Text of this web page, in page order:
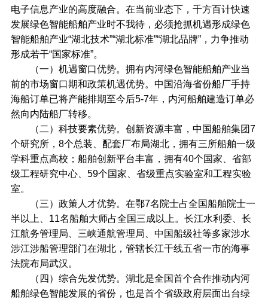
电子信息产业的高度融合。在当前业态下，千方百计快速
发展绿色智能船舶产业时不我待，必须抢抓机遇形成绿色
智能船舶产业“湖北技术”“湖北标准”“湖北品牌”，力争推动
形成若干“国家标准”。
（一）机遇窗口优势。拥有内河绿色智能船舶产业当
前的市场窗口期和政策机遇优势。中国沿海省份船厂手持
海船订单已将产能排期至今后5-7年，内河船舶建造订单必
然向内陆船厂转移。
（二）科技要素优势。创新资源丰富，中国船舶集团7
个研究所，8个总装、配套厂布局湖北，拥有三所船舶一级
学科重点高校；船舶创新平台丰富，拥有40个国家、省部
级工程研究中心、59个国家、省级重点实验室和工程实验
室。
（三）政策人才优势。在鄂7名院士占全国船舶院士一
半以上、11名船舶大师占全国三成以上。长江水利委、长
江航务管理局、三峡通航管理局、中国船级社等多家涉水
涉江涉船管理部门在湖北，管辖长江干线五省一市的海事
法院布局武汉。
（四）综合先发优势。湖北是全国首个合作推动内河
船舶绿色智能发展的省份，也是首个省级政府层面出台绿